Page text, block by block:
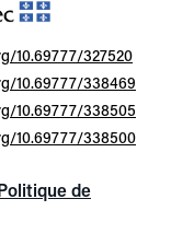
10.69777/327520
10.69777/338469
10.69777/338505
10.69777/338500
de